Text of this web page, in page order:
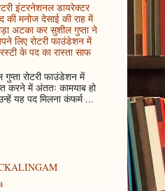
इंटरनेशनल डायरेक्टर
की मनोज देसाई की राह में
अटका कर सुशील गुप्ता ने
लिए रोटरी फाउंडेशन में
के पद का रास्ता साफ
रोटरी फाउंडेशन में
करने में अंततः कामयाब हो
यह पद मिलना कंफर्म ...